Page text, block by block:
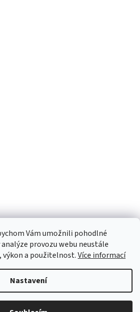
Vám umožnili pohodlné
provozu webu neustále
výkon a použitelnost.Více informací
Nastavení
Vytvořil Shoptet